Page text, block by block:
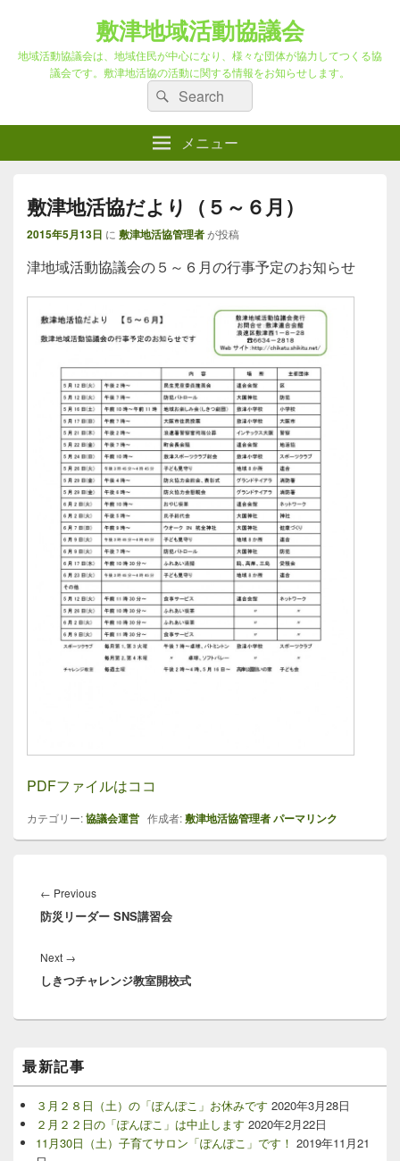
敷津地域活動協議会
地域活動協議会は、地域住民が中心になり、様々な団体が協力してつくる協
議会です。敷津地活協の活動に関する情報をお知らせします。
検
索
対
象:
検
索
メニュー
敷津地活協だより（５～６月）
2015年5月13日 に 敷津地活協管理者が投稿
津地域活動協議会の５～６月の行事予定のお知らせ
PDFファイルはココ
カテゴリー:協議会運営 作成者:敷津地活協管理者パーマリンク
稿
ナ
ゲ
ー
シ
← Previous
post:
防災リーダー SNS講習会
Next →
post:
しきつチャレンジ教室開校式
イ
ン
サ
イ
最新記事
３月２８日（土）の「ぽんぽこ」お休みです 2020年3月28日
２月２２日の「ぽんぽこ」は中止します 2020年2月22日
11月30日（土）子育てサロン「ぽんぽこ」です！ 2019年11月21